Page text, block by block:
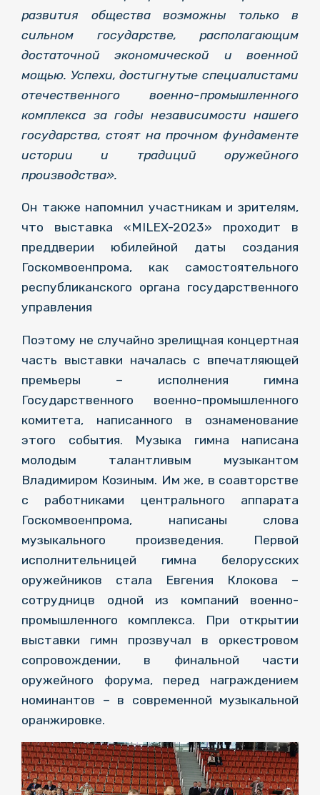
развития общества возможны только в
сильном государстве, располагающим
достаточной экономической и военной
мощью. Успехи, достигнутые специалистами
отечественного военно-промышленного
комплекса за годы независимости нашего
государства, стоят на прочном фундаменте
истории и традиций оружейного
производства».
Он также напомнил участникам и зрителям,
что выставка «MILEX-2023» проходит в
преддверии юбилейной даты создания
Госкомвоенпрома, как самостоятельного
республиканского органа государственного
управления
Поэтому не случайно зрелищная концертная
часть выставки началась с впечатляющей
премьеры – исполнения гимна
Государственного военно-промышленного
комитета, написанного в ознаменование
этого события. Музыка гимна написана
молодым талантливым музыкантом
Владимиром Козиным. Им же, в соавторстве
с работниками центрального аппарата
Госкомвоенпрома, написаны слова
музыкального произведения. Первой
исполнительницей гимна белорусских
оружейников стала Евгения Клокова –
сотрудницв одной из компаний военно-
промышленного комплекса. При открытии
выставки гимн прозвучал в оркестровом
сопровождении, в финальной части
оружейного форума, перед награждением
номинантов – в современной музыкальной
оранжировке.